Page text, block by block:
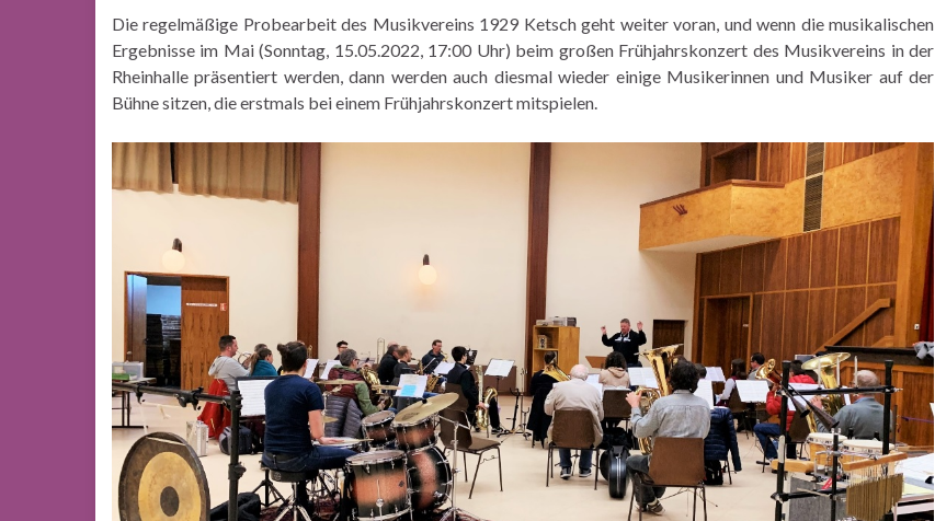
Die regelmäßige Probearbeit des Musikvereins 1929 Ketsch geht weiter voran, und wenn die musikalischen
Ergebnisse im Mai (Sonntag, 15.05.2022, 17:00 Uhr) beim großen Frühjahrskonzert des Musikvereins in der
Rheinhalle präsentiert werden, dann werden auch diesmal wieder einige Musikerinnen und Musiker auf der
Bühne sitzen, die erstmals bei einem Frühjahrskonzertmitspielen.